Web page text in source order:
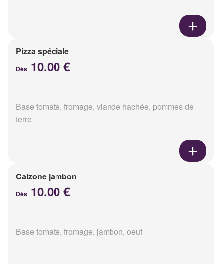
Pizza spéciale
Dès 10.00 €
Base tomate, fromage, viande hachée, pommes de
terre
Calzone jambon
Dès 10.00 €
Base tomate, fromage, jambon, oeuf